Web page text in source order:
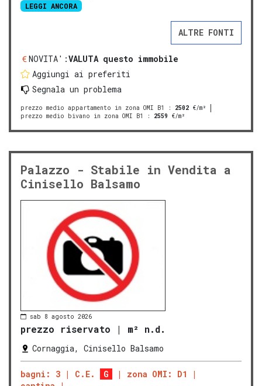
LEGGI ANCORA
ALTRE FONTI
NOVITA':VALUTA questo immobile
Aggiungi ai preferiti
Segnala un problema
prezzo medio appartamento in zona OMI B1 : 2502 €/m²
prezzo medio bivano in zona OMI B1
: 2559 €/m²
Palazzo - Stabile in Vendita a
Cinisello Balsamo
sab 8 agosto 2026
prezzo riservato | m² n.d.
Cornaggia, Cinisello Balsamo
bagni: 3 C.E. G
zona OMI: D1